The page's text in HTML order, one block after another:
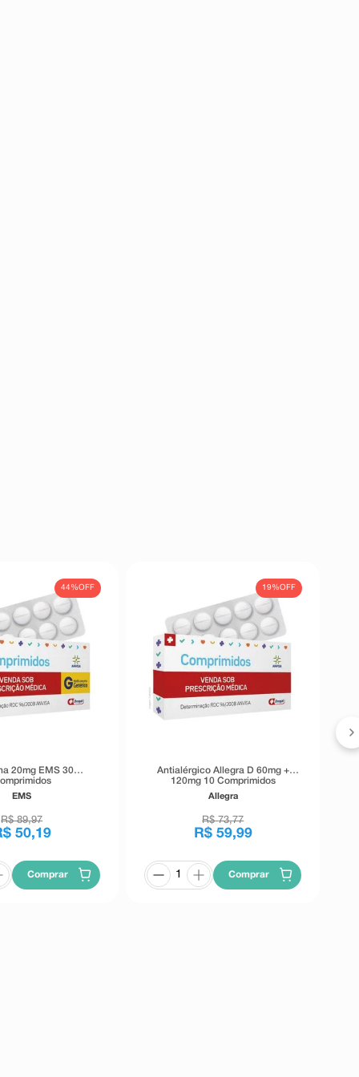
44%OFF
20mg EMS 30
EMS
R$ 89,97
50,19
Comprar
19%OFF
Antialérgico Allegra D 60mg +
120mg 10 Comprimidos
Revestidos de Camada Dupla
Allegra
R$ 73,77
R$ 59,99
Comprar